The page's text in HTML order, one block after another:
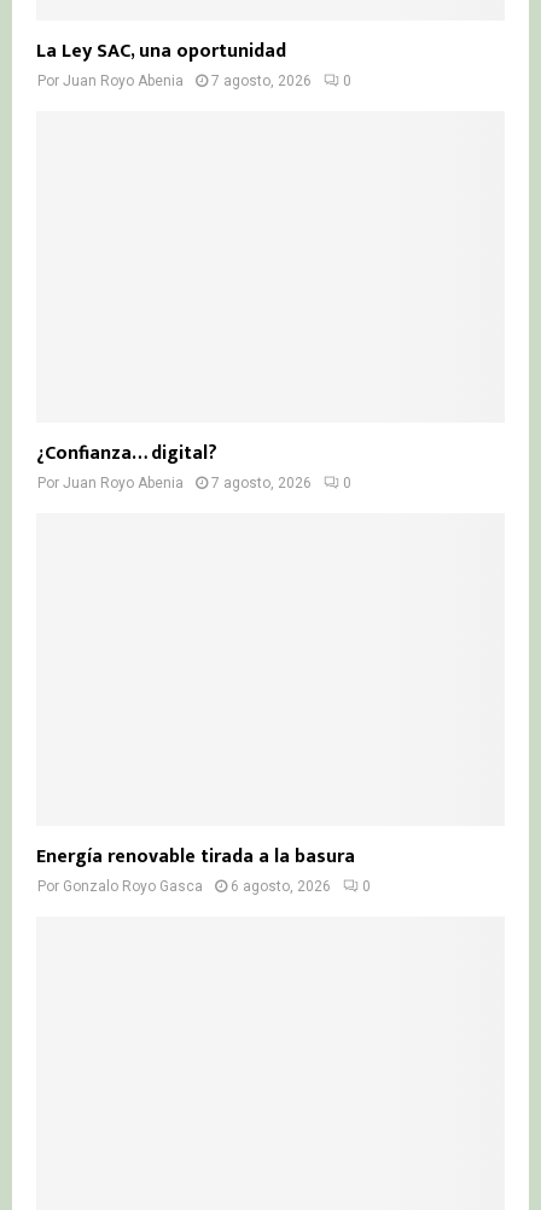
La Ley SAC, una oportunidad
Por Juan Royo Abenia 7 agosto, 2026 0
¿Confianza… digital?
Por Juan Royo Abenia 7 agosto, 2026 0
Energía renovable tirada a la basura
Por Gonzalo Royo Gasca 6 agosto, 2026 0